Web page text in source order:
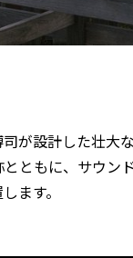
が設計した壮大
ともに、サウン
ます。